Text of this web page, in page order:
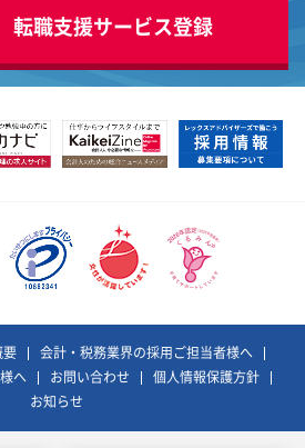
転職支援サービス登録
会計・税務業界の採用ご担当者様へ
へ
お問い合わせ
個人情報保護方針
お知らせ